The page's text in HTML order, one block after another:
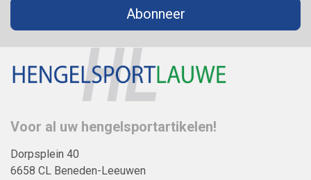
Abonneer
Voor al uw hengelsportartikelen!
Dorpsplein 40
6658 CL Beneden-Leeuwen